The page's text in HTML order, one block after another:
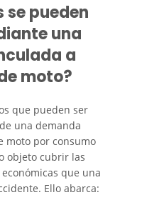
se pueden
una
a
moto?
que pueden ser
una demanda
moto por consumo
objeto cubrir las
que una
Ello abarca: